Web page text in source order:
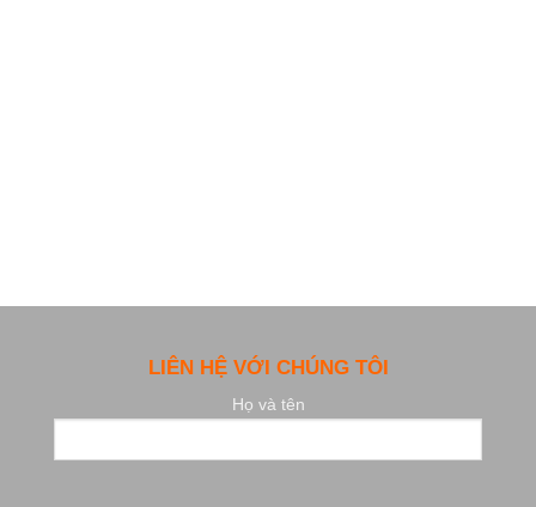
LIÊN HỆ VỚI CHÚNG TÔI
Họ và tên